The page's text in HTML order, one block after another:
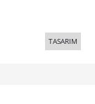
TASARIM